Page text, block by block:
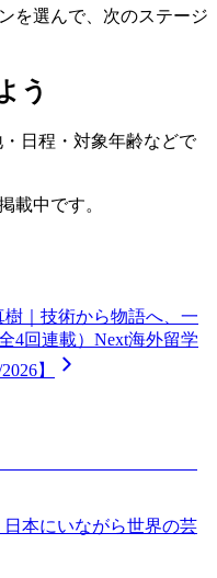
を選んで、次のステージ
う
・日程・対象年齢などで
載中です。
樹｜技術から物語へ、一
4回連載） Next海外留学
】
日本にいながら世界の芸